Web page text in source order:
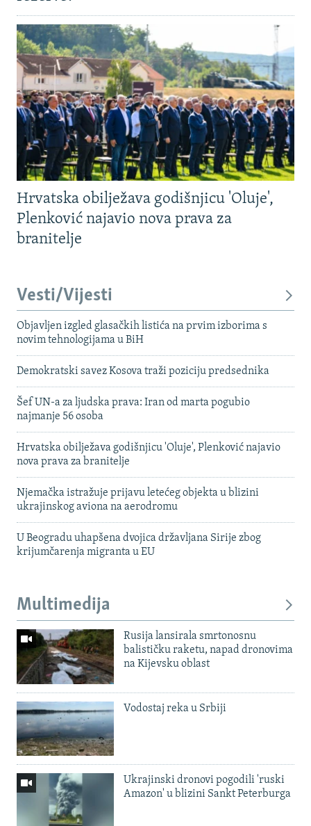
Hrvatska obilježava godišnjicu 'Oluje',
Plenković najavio nova prava za
branitelje
Vesti/Vijesti
Objavljen izgled glasačkih listića na prvim izborima s
novim tehnologijama u BiH
Demokratski savez Kosova traži poziciju predsednika
Šef UN-a za ljudska prava: Iran od marta pogubio
najmanje 56 osoba
Hrvatska obilježava godišnjicu 'Oluje', Plenković najavio
nova prava za branitelje
Njemačka istražuje prijavu letećeg objekta u blizini
ukrajinskog aviona na aerodromu
U Beogradu uhapšena dvojica državljana Sirije zbog
krijumčarenja migranta u EU
Multimedija
Rusija lansirala smrtonosnu
balističku raketu, napad dronovima
na Kijevsku oblast
Vodostaj reka u Srbiji
Ukrajinski dronovi pogodili 'ruski
Amazon' u blizini Sankt Peterburga